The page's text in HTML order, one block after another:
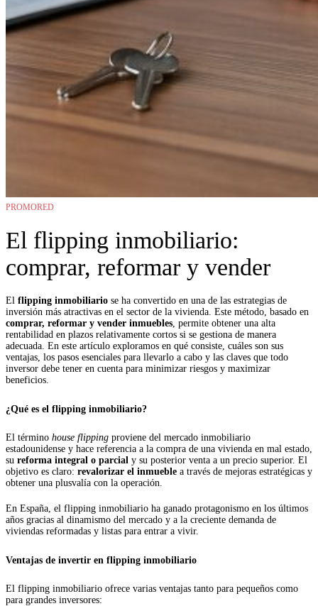
PROMORED
El flipping inmobiliario:
comprar, reformar y vender
El flipping inmobiliario se ha convertido en una de las estrategias de
inversión más atractivas en el sector de la vivienda. Este método, basado en
comprar, reformar y vender inmuebles , permite obtener una alta
rentabilidad en plazos relativamente cortos si se gestiona de manera
adecuada. En este artículo exploramos en qué consiste, cuáles son sus
ventajas, los pasos esenciales para llevarlo a cabo y las claves que todo
inversor debe tener en cuenta para minimizar riesgos y maximizar
beneficios.
¿Qué es el flipping inmobiliario?
El término house flipping proviene del mercado inmobiliario
estadounidense y hace referencia a la compra de una vivienda en mal estado,
su reforma integral o parcial y su posterior venta a un precio superior. El
objetivo es claro: revalorizar el inmueble a través de mejoras estratégicas y
obtener una plusvalía con la operación.
En España, el flipping inmobiliario ha ganado protagonismo en los últimos
años gracias al dinamismo del mercado y a la creciente demanda de
viviendas reformadas y listas para entrar a vivir.
Ventajas de invertir en flipping inmobiliario
El flipping inmobiliario ofrece varias ventajas tanto para pequeños como
para grandes inversores: